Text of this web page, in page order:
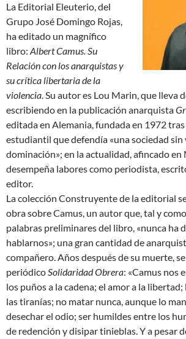
La Editorial Eleuterio, del
Grupo José Domingo Rojas,
ha editado un magnífico
libro: Albert Camus. Su
Relación con los anarquistas y
su crítica libertaria de la
violencia.Su autor es Lou Marin, que lleva
escribiendo en la publicación anarquista
editada en Alemania, fundada en 1972
estudiantil que defendía «una sociedad sin
dominación»; en la actualidad, afincado en
desempeña labores como periodista,
editor.
La colección Construyente de la editorial
obra sobre Camus, un autor que, tal y
palabras preliminares del libro, «nunca ha
hablarnos»; una gran cantidad de
compañero. Años después de su muerte,
periódicoSolidaridad Obrera: «Camus nos
los puños a la cadena; el amor a la
las tiranías; no matar nunca, aunque lo
desechar el odio; ser humildes entre los
de redención y disipar tinieblas. Y a pesar